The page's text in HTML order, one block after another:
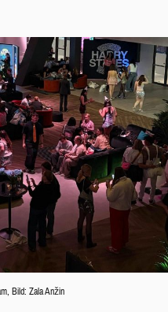
Bild: Zala Anžin